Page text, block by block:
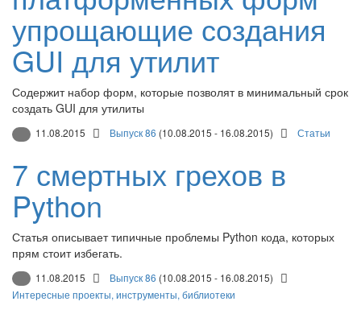
упрощающие создания
GUI для утилит
Содержит набор форм, которые позволят в минимальный срок
создать GUI для утилиты
11.08.2015 Выпуск 86 (10.08.2015 - 16.08.2015) Статьи
7 смертных грехов в
Python
Статья описывает типичные проблемы Python кода, которых
прям стоит избегать.
11.08.2015 Выпуск 86 (10.08.2015 - 16.08.2015)
Интересные проекты, инструменты, библиотеки